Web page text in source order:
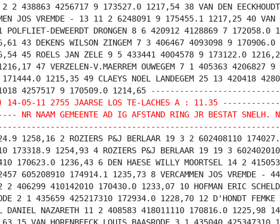
438863 4256717 9 173527.0 1217,54 38 VAN DEN EECKHOUDT
JOS VREMDE - 13 11 2 6248091 9 175455.1 1217,25 40 VAN
DEWEERDT DRONGEN 8 6 420912 4128869 7 172058.0
43 DEKENS WILSON ZINGEM 7 3 406467 4093098 9 170906.0
45 ROELS JAN ZELE 9 5 433441 4004578 9 173122.0
47 VERZELEN-V.MAERREM OUWEGEM 7 1 405363 4206827 9
1215,35 49 CLAEYS NOEL LANDEGEM 25 13 420418
4257517 9 170509.0 1214,65
11 2755 JAARSE LOS TE-LACHES A : 11.35
AD IG AFSTAND RING JR BESTAT SNELH. NO
1258,16 2 ROZIERS P&J BERLAAR 19 3 2 602408110
173318.9 1254,93 4 ROZIERS P&J BERLAAR 19 19 3
170623.0 1236,43 6 DEN HAESE WILLY MOORTSEL 14 2
605208910 174914.1 1235,73 8 VERCAMMEN JOS VREMDE -
406299 410142010 170430.0 1233,07 10 HOFMAN ERIC
2 1 435659 425217310 172934.0 1228,70 12 D'HONDT FEMKE
NAZARETH 11 2 408583 418011110 170816.0 1225,98 14